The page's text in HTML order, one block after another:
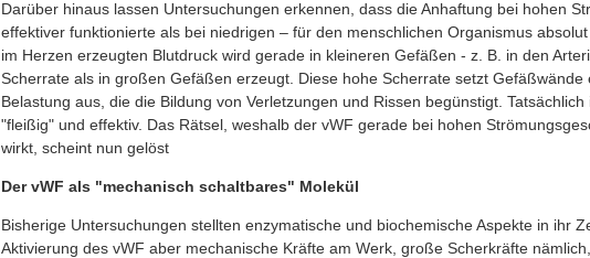
Darüber hinaus lassen Untersuchungen erkennen, dass die Anhaftung bei hohen
effektiver funktionierte als bei niedrigen – für den menschlichen Organismus
im Herzen erzeugten Blutdruck wird gerade in kleineren Gefäßen - z. B. in den
Scherrate als in großen Gefäßen erzeugt. Diese hohe Scherrate setzt Gefäßwände
Belastung aus, die die Bildung von Verletzungen und Rissen begünstigt.
"fleißig" und effektiv. Das Rätsel, weshalb der vWF gerade bei hohen
wirkt, scheint nun gelöst
Der vWF als "mechanisch schaltbares" Molekül
Bisherige Untersuchungen stellten enzymatische und biochemische Aspekte in ihr
Aktivierung des vWF aber mechanische Kräfte am Werk, große Scherkräfte